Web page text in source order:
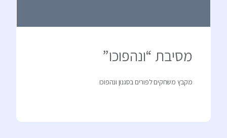
מסיבת “ונהפוכו”
מקבץ משחקים לפורים בסגנון ונהפוכו